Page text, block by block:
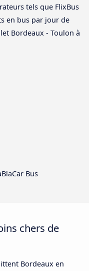
tels que FlixBus
en bus par jour de
Bordeaux - Toulon à
Bus
chers de
Bordeaux en